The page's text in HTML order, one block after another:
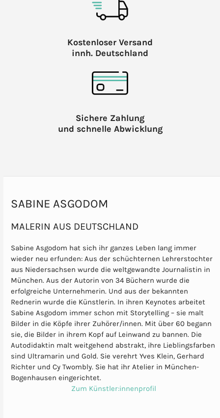
Kostenloser Versand
innh. Deutschland
Sichere Zahlung
und schnelle Abwicklung
SABINE ASGODOM
MALERIN AUS DEUTSCHLAND
Sabine Asgodom hat sich ihr ganzes Leben lang immer
wieder neu erfunden: Aus der schüchternen Lehrerstochter
aus Niedersachsen wurde die weltgewandte Journalistin in
München. Aus der Autorin von 34 Büchern wurde die
erfolgreiche Unternehmerin. Und aus der bekannten
Rednerin wurde die Künstlerin. In ihren Keynotes arbeitet
Sabine Asgodom immer schon mit Storytelling – sie malt
Bilder in die Köpfe ihrer Zuhörer/innen. Mit über 60 begann
sie, die Bilder in ihrem Kopf auf Leinwand zu bannen. Die
Autodidaktin malt weitgehend abstrakt, ihre Lieblingsfarben
sind Ultramarin und Gold. Sie verehrt Yves Klein, Gerhard
Richter und Cy Twombly. Sie hat ihr Atelier in München-
Bogenhausen eingerichtet.
Zum Künstler:innenprofil